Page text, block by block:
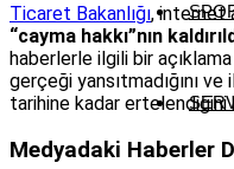
Ticaret Bakanlığı, internet
“cayma hakkı”nın
haberlerle ilgili bir açıklama
gerçeği yansıtmadığını
tarihine kadar ertelendiğini
Medyadaki Haberler